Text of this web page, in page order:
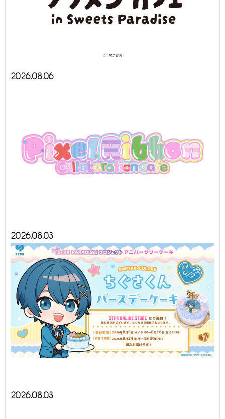
2026.08.06
2026.08.03
2026.08.03